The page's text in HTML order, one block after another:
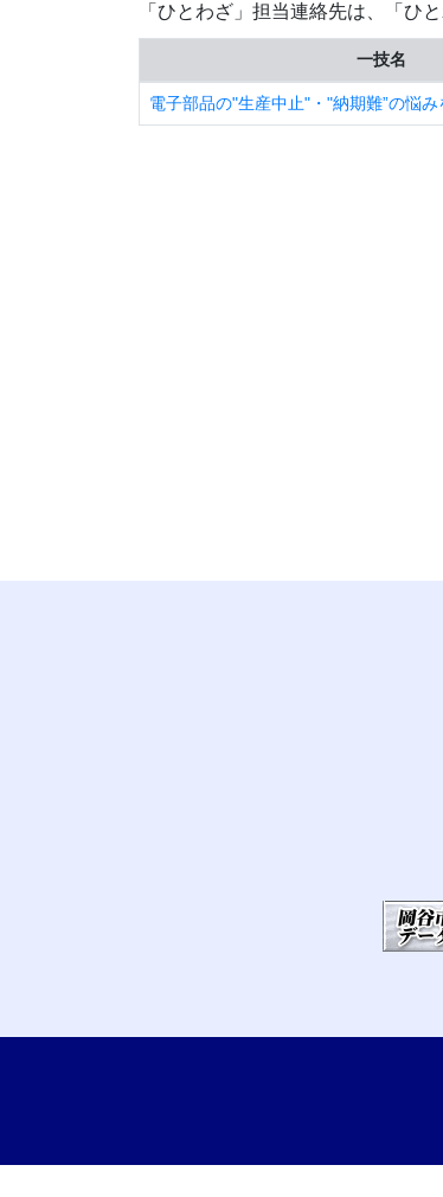
「ひとわざ」担当連絡先は、「ひ
一技名
電子部品の"生産中止"・"納期難”の悩み